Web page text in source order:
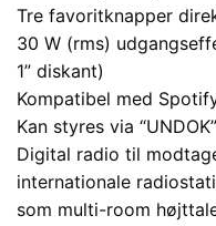
Tre favoritknapper
30 W (rms)
1” diskant)
Kompatibel med
Kan styres via
Digital radio til
internationale
som multi-room